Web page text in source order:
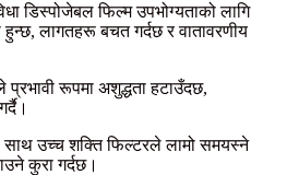
डिस्पोजेबल फिल्म उपभोग्यताको लागि
लागतहरू बचत गर्दछ र वातावरणीय
प्रभावी रूपमा अशुद्धता हटाउँदछ,
उच्च शक्ति फिल्टरले लामो समयस्ने
कुरा गर्दछ।